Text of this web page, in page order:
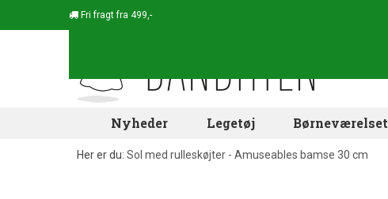
Fri fragt fra 499,-
Nyheder Legetøj Børneværelset
Her er du: Sol med rulleskøjter - Amuseables bamse 30 cm